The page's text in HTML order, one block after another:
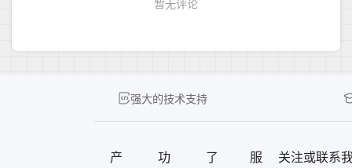
强大的技术支持
产
功
了
服
关注或联系